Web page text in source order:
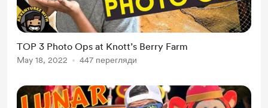
TOP 3 Photo Ops at Knott’s Berry Farm
May 18, 2022 447 перегляди